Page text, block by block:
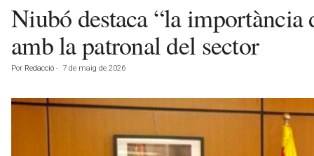
Niubó destaca “la importància
amb la patronal del sector
Por Redacció - 7 de maig de 2026